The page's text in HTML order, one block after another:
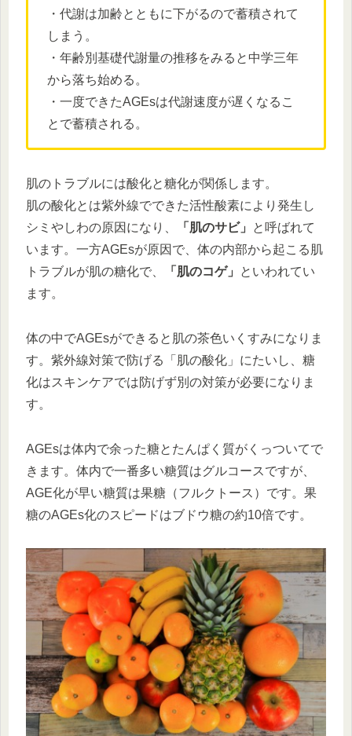
・代謝は加齢とともに下がるので蓄積されて
しまう。
・年齢別基礎代謝量の推移をみると中学三年
から落ち始める。
・一度できたAGEsは代謝速度が遅くなるこ
とで蓄積される。
肌のトラブルには酸化と糖化が関係します。
肌の酸化とは紫外線でできた活性酸素により発生し
シミやしわの原因になり、
「肌のサビ」
と呼ばれて
います。一方AGEsが原因で、体の内部から起こる肌
トラブルが肌の糖化で、
「肌のコゲ」
といわれてい
ます。
体の中でAGEsができると肌の茶色いくすみになりま
す。紫外線対策で防げる「肌の酸化」にたいし、糖
化はスキンケアでは防げず別の対策が必要になりま
す。
AGEsは体内で余った糖とたんぱく質がくっついてで
きます。体内で一番多い糖質はグルコースですが、
AGE化が早い糖質は果糖（フルクトース）です。果
糖のAGEs化のスピードはブドウ糖の約10倍です。